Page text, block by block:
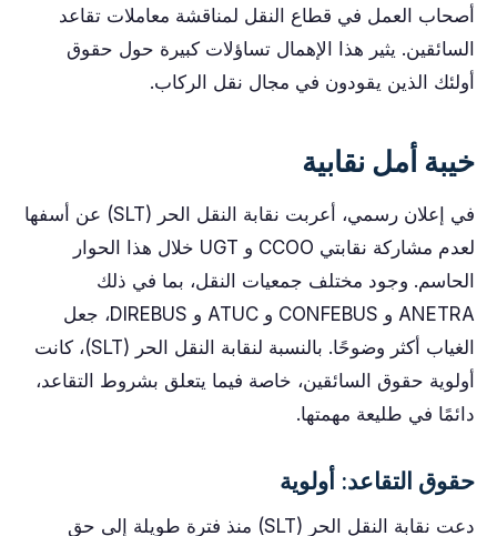
أصحاب العمل في قطاع النقل لمناقشة معاملات تقاعد
السائقين. يثير هذا الإهمال تساؤلات كبيرة حول حقوق
أولئك الذين يقودون في مجال نقل الركاب.
خيبة أمل نقابية
في إعلان رسمي، أعربت نقابة النقل الحر (SLT) عن أسفها
لعدم مشاركة نقابتي CCOO و UGT خلال هذا الحوار
الحاسم. وجود مختلف جمعيات النقل، بما في ذلك
ANETRA و CONFEBUS و ATUC و DIREBUS، جعل
الغياب أكثر وضوحًا. بالنسبة لنقابة النقل الحر (SLT)، كانت
أولوية حقوق السائقين، خاصة فيما يتعلق بشروط التقاعد،
دائمًا في طليعة مهمتها.
حقوق التقاعد: أولوية
دعت نقابة النقل الحر (SLT) منذ فترة طويلة إلى حق